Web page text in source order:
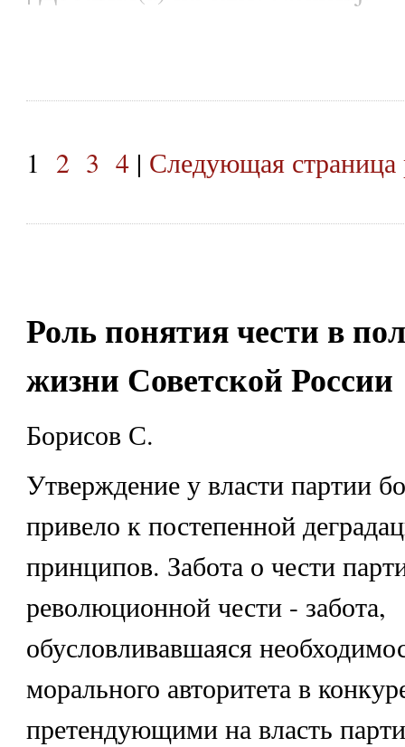
1 2 3 4| Следующая страница
Роль понятия чести в
жизни Советской России
Борисов С.
Утверждение у власти партии
привело к постепенной
принципов. Забота о чести
революционной чести - забота,
обусловливавшаяся
морального авторитета в
претендующими на власть